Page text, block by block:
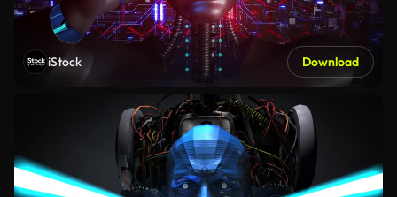
iStock Download